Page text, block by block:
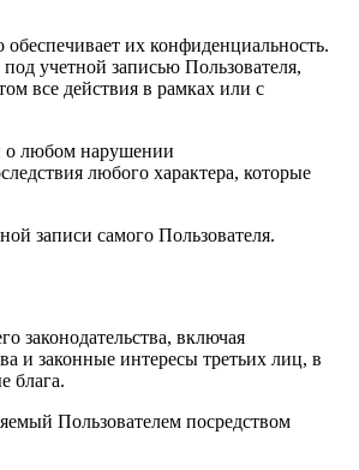
обеспечивает их конфиденциальность.
учетной записью Пользователя,
все действия в рамках или с
о любом нарушении
любого характера, которые
записи самого Пользователя.
законодательства, включая
и законные интересы третьих лиц, в
блага.
Пользователем посредством